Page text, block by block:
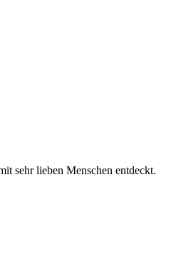
sehr lieben Menschen entdeckt.